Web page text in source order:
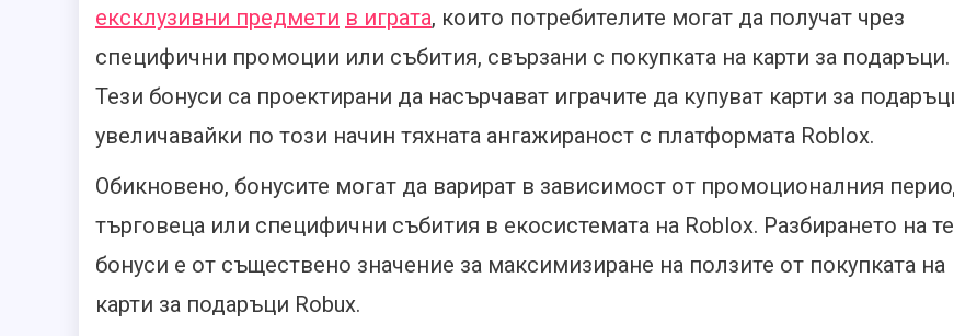
ексклузивни предмети в играта, които потребителите могат да получат чрез
специфични промоции или събития, свързани с покупката на карти за подаръци.
Тези бонуси са проектирани да насърчават играчите да купуват карти за
увеличавайки по този начин тяхната ангажираност с платформата Roblox.
Обикновено, бонусите могат да варират в зависимост от промоционалния
търговеца или специфични събития в екосистемата на Roblox. Разбирането на
бонуси е от съществено значение за максимизиране на ползите от покупката на
карти за подаръци Robux.